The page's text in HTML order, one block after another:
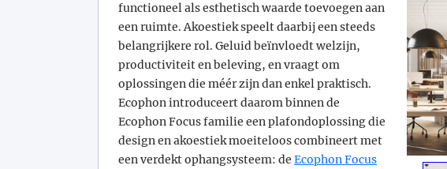
functioneel als esthetisch waarde toevoegen aan
een ruimte. Akoestiek speelt daarbij een steeds
belangrijkere rol. Geluid beïnvloedt welzijn,
productiviteit en beleving, en vraagt om
oplossingen die méér zijn dan enkel praktisch.
Ecophon introduceert daarom binnen de
Ecophon Focus familie een plafondoplossing die
design en akoestiek moeiteloos combineert met
een verdekt ophangsysteem: de Ecophon Focus